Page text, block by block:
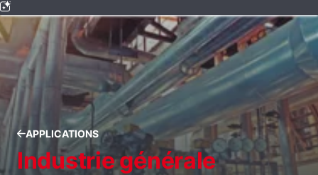
APPLICATIONS
Industrie générale